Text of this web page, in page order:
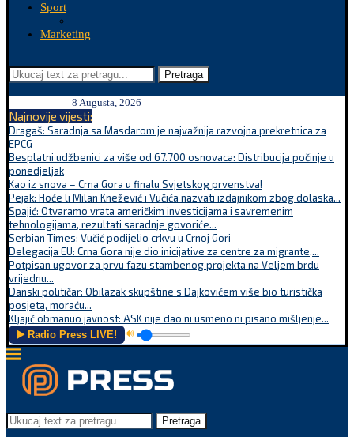
Sport
Marketing
Pretraga
8 Augusta, 2026
Najnovije vijesti:
Dragaš: Saradnja sa Masdarom je najvažnija razvojna prekretnica za
EPCG
Besplatni udžbenici za više od 67.700 osnovaca: Distribucija počinje u
ponedjeljak
Kao iz snova – Crna Gora u finalu Svjetskog prvenstva!
Pejak: Hoće li Milan Knežević i Vučića nazvati izdajnikom zbog dolaska...
Spajić: Otvaramo vrata američkim investicijama i savremenim
tehnologijama, rezultati saradnje govoriće...
Serbian Times: Vučić podijelio crkvu u Crnoj Gori
Delegacija EU: Crna Gora nije dio inicijative za centre za migrante,...
Potpisan ugovor za prvu fazu stambenog projekta na Veljem brdu
vrijednu...
Danski političar: Obilazak skupštine s Dajkovićem više bio turistička
posjeta, moraću...
Kljajić obmanuo javnost: ASK nije dao ni usmeno ni pisano mišljenje...
▶️ Radio Press LIVE! 🔊
Pretraga